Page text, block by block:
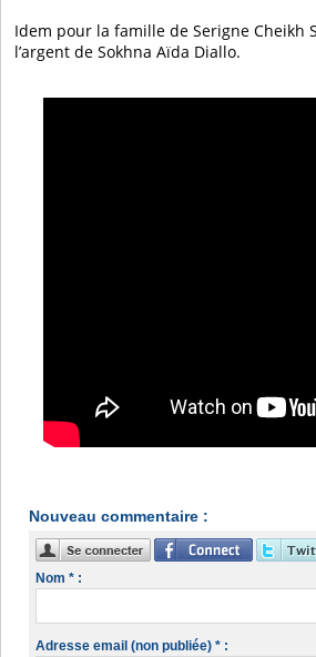
Idem pour la famille de Serigne
l’argent de Sokhna Aïda Diallo.
Nouveau commentaire :
Nom * :
Adresse email (non publiée) * :